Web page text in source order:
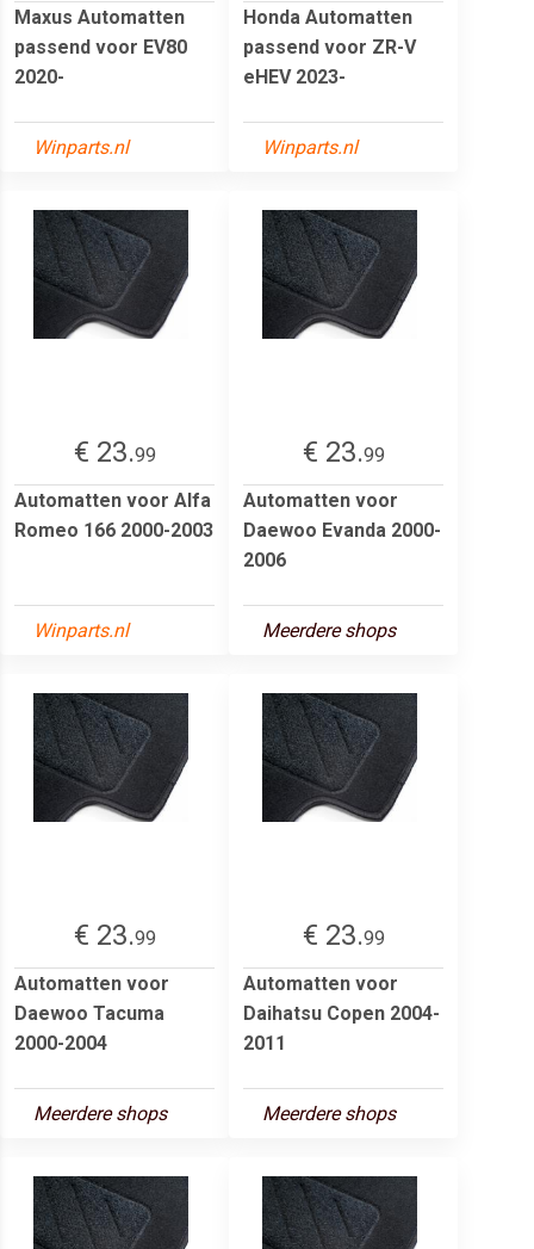
Maxus Automatten
passend voor EV80
2020-
Winparts.nl
Honda Automatten
passend voor ZR-V
eHEV 2023-
Winparts.nl
€ 23.99
Automatten voor Alfa
Romeo 166 2000-2003
Winparts.nl
€ 23.99
Automatten voor
Daewoo Evanda 2000-
2006
Meerdere shops
€ 23.99
Automatten voor
Daewoo Tacuma
2000-2004
Meerdere shops
€ 23.99
Automatten voor
Daihatsu Copen 2004-
2011
Meerdere shops